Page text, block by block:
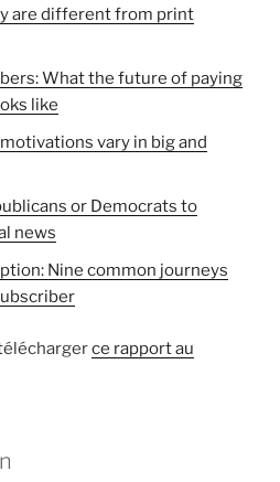
are different from print
What the future of paying
like
vary in big and
or Democrats to
news
Nine common journeys
ce rapport au